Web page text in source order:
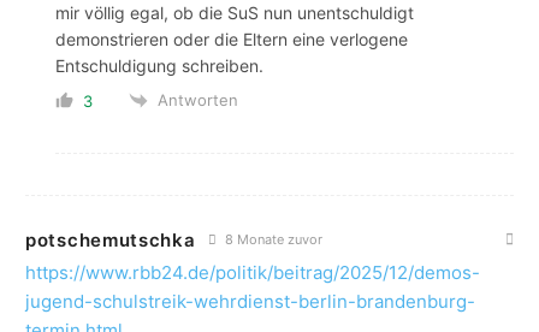
mir völlig egal, ob die SuS nun unentschuldigt
demonstrieren oder die Eltern eine verlogene
Entschuldigung schreiben.
3 Antworten
potschemutschka 8 Monate zuvor
https://www.rbb24.de/politik/beitrag/2025/12/demos-
jugend-schulstreik-wehrdienst-berlin-brandenburg-